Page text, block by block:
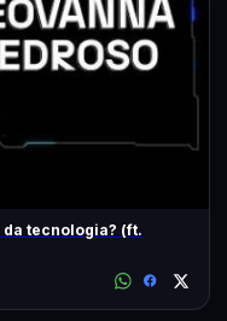
da tecnologia? (ft.